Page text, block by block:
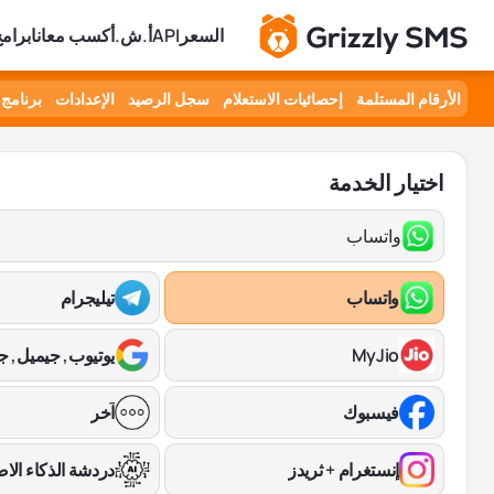
السعر APIأ.ش.أكسب معانا
الأرقام المستلمة إحصائيات الاستعلام سجل الرصيد الإعدادات برنامج
اختيار الخدمة
واتساب
واتساب تيليجرام
MyJio يوتيوب, جيميل,
فيسبوك آخر
إنستغرام + ثريدز دردشة الذكاء